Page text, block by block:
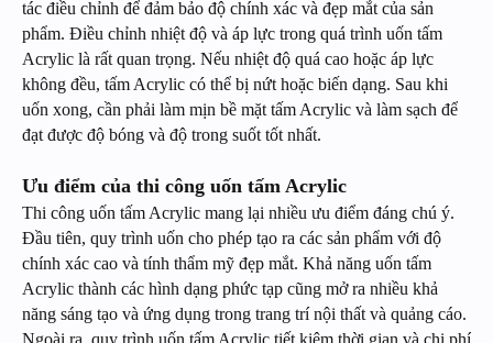
tác điều chỉnh để đảm bảo độ chính xác và đẹp mắt của sản
phẩm. Điều chỉnh nhiệt độ và áp lực trong quá trình uốn tấm
Acrylic là rất quan trọng. Nếu nhiệt độ quá cao hoặc áp lực
không đều, tấm Acrylic có thể bị nứt hoặc biến dạng. Sau khi
uốn xong, cần phải làm mịn bề mặt tấm Acrylic và làm sạch để
đạt được độ bóng và độ trong suốt tốt nhất.
Ưu điểm của thi công uốn tấm Acrylic
Thi công uốn tấm Acrylic mang lại nhiều ưu điểm đáng chú ý.
Đầu tiên, quy trình uốn cho phép tạo ra các sản phẩm với độ
chính xác cao và tính thẩm mỹ đẹp mắt. Khả năng uốn tấm
Acrylic thành các hình dạng phức tạp cũng mở ra nhiều khả
năng sáng tạo và ứng dụng trong trang trí nội thất và quảng cáo.